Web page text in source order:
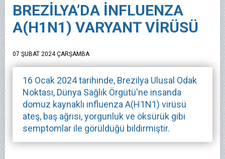
BREZİLYA’DA İNFLUENZA
A(H1N1) VARYANT VİRÜSÜ
07 ŞUBAT 2024 ÇARŞAMBA
16 Ocak 2024 tarihinde, Brezilya Ulusal Odak
Noktası, Dünya Sağlık Örgütü'ne insanda
domuz kaynaklı influenza A(H1N1) virüsü
ateş, baş ağrısı, yorgunluk ve öksürük gibi
semptomlar ile görüldüğü bildirmiştir.